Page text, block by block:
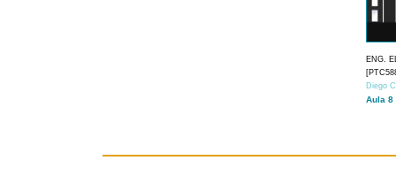
ENG.
Diego
Aula 8